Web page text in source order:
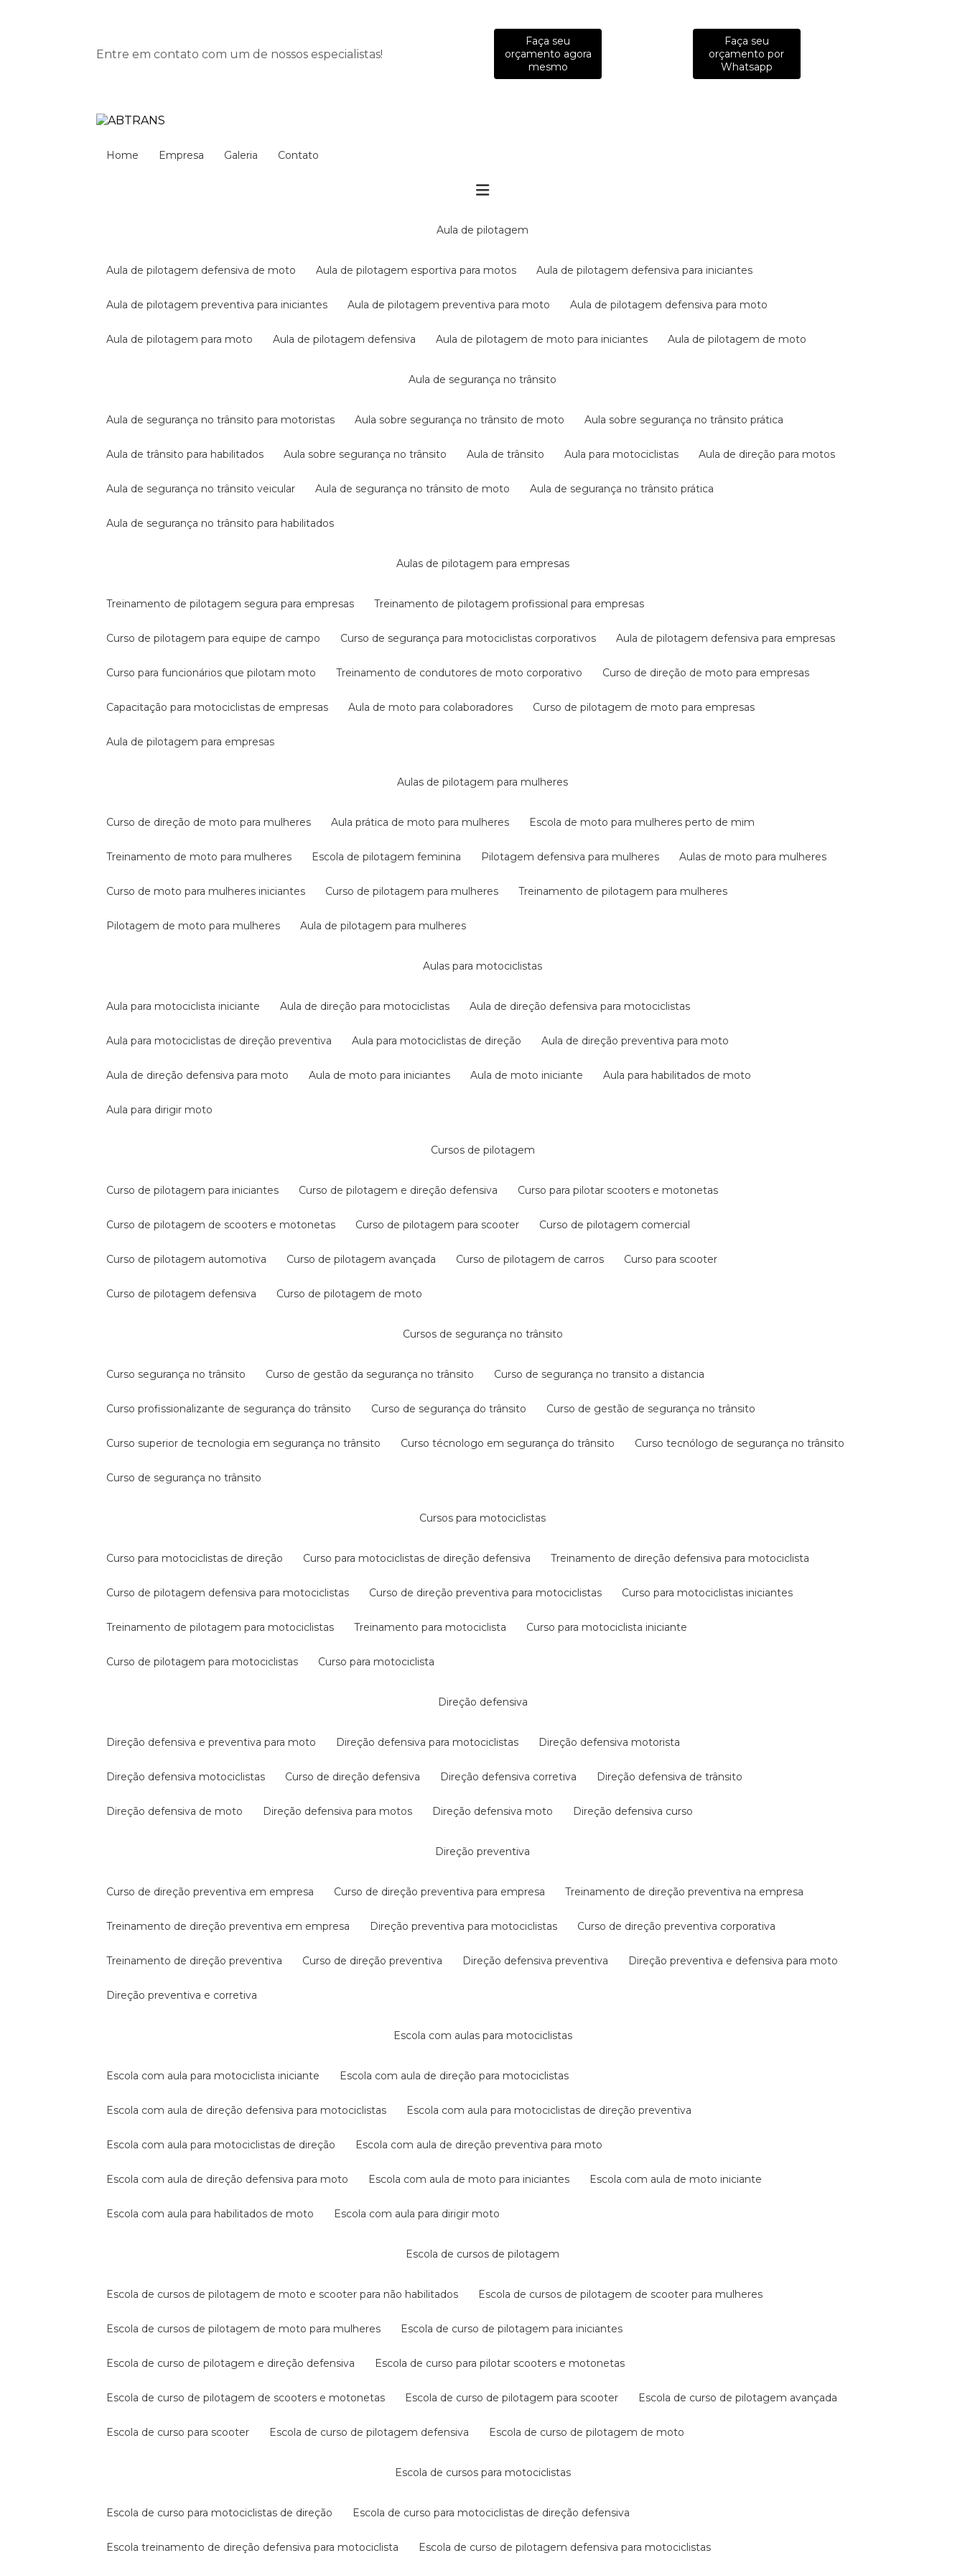
Entre em contato com um de nossos especialistas!
Faça seu
orçamento agora
mesmo
Faça seu
orçamento por
Whatsapp
Home Empresa Galeria Contato
aula de pilotagem
aula de pilotagem defensiva de moto aula de pilotagem esportiva para motos aula de pilotagem defensiva para iniciantes
aula de pilotagem preventiva para iniciantes aula de pilotagem preventiva para moto aula de pilotagem defensiva para moto
aula de pilotagem para moto aula de pilotagem defensiva aula de pilotagem de moto para iniciantes aula de pilotagem de moto
aula de segurança no trânsito
aula de segurança no trânsito para motoristas aula sobre segurança no trânsito de moto aula sobre segurança no trânsito prática
aula de trânsito para habilitados aula sobre segurança no trânsito aula de trânsito aula para motociclistas aula de direção para motos
aula de segurança no trânsito veicular aula de segurança no trânsito de moto aula de segurança no trânsito prática
aula de segurança no trânsito para habilitados
aulas de pilotagem para empresas
treinamento de pilotagem segura para empresas treinamento de pilotagem profissional para empresas
curso de pilotagem para equipe de campo curso de segurança para motociclistas corporativos aula de pilotagem defensiva para empresas
curso para funcionários que pilotam moto treinamento de condutores de moto corporativo curso de direção de moto para empresas
capacitação para motociclistas de empresas aula de moto para colaboradores curso de pilotagem de moto para empresas
aula de pilotagem para empresas
aulas de pilotagem para mulheres
curso de direção de moto para mulheres aula prática de moto para mulheres escola de moto para mulheres perto de mim
treinamento de moto para mulheres escola de pilotagem feminina pilotagem defensiva para mulheres aulas de moto para mulheres
curso de moto para mulheres iniciantes curso de pilotagem para mulheres treinamento de pilotagem para mulheres
pilotagem de moto para mulheres aula de pilotagem para mulheres
aulas para motociclistas
aula para motociclista iniciante aula de direção para motociclistas aula de direção defensiva para motociclistas
aula para motociclistas de direção preventiva aula para motociclistas de direção aula de direção preventiva para moto
aula de direção defensiva para moto aula de moto para iniciantes aula de moto iniciante aula para habilitados de moto
aula para dirigir moto
cursos de pilotagem
curso de pilotagem para iniciantes curso de pilotagem e direção defensiva curso para pilotar scooters e motonetas
curso de pilotagem de scooters e motonetas curso de pilotagem para scooter curso de pilotagem comercial
curso de pilotagem automotiva curso de pilotagem avançada curso de pilotagem de carros curso para scooter
curso de pilotagem defensiva curso de pilotagem de moto
cursos de segurança no trânsito
curso segurança no trânsito curso de gestão da segurança no trânsito curso de segurança no transito a distancia
curso profissionalizante de segurança do trânsito curso de segurança do trânsito curso de gestão de segurança no trânsito
curso superior de tecnologia em segurança no trânsito curso técnologo em segurança do trânsito curso tecnólogo de segurança no trânsito
curso de segurança no trânsito
cursos para motociclistas
curso para motociclistas de direção curso para motociclistas de direção defensiva treinamento de direção defensiva para motociclista
curso de pilotagem defensiva para motociclistas curso de direção preventiva para motociclistas curso para motociclistas iniciantes
treinamento de pilotagem para motociclistas treinamento para motociclista curso para motociclista iniciante
curso de pilotagem para motociclistas curso para motociclista
direção defensiva
direção defensiva e preventiva para moto direção defensiva para motociclistas direção defensiva motorista
direção defensiva motociclistas curso de direção defensiva direção defensiva corretiva direção defensiva de trânsito
direção defensiva de moto direção defensiva para motos direção defensiva moto direção defensiva curso
direção preventiva
curso de direção preventiva em empresa curso de direção preventiva para empresa treinamento de direção preventiva na empresa
treinamento de direção preventiva em empresa direção preventiva para motociclistas curso de direção preventiva corporativa
treinamento de direção preventiva curso de direção preventiva direção defensiva preventiva direção preventiva e defensiva para moto
direção preventiva e corretiva
escola com aulas para motociclistas
escola com aula para motociclista iniciante escola com aula de direção para motociclistas
escola com aula de direção defensiva para motociclistas escola com aula para motociclistas de direção preventiva
escola com aula para motociclistas de direção escola com aula de direção preventiva para moto
escola com aula de direção defensiva para moto escola com aula de moto para iniciantes escola com aula de moto iniciante
escola com aula para habilitados de moto escola com aula para dirigir moto
escola de cursos de pilotagem
escola de cursos de pilotagem de moto e scooter para não habilitados escola de cursos de pilotagem de scooter para mulheres
escola de cursos de pilotagem de moto para mulheres escola de curso de pilotagem para iniciantes
escola de curso de pilotagem e direção defensiva escola de curso para pilotar scooters e motonetas
escola de curso de pilotagem de scooters e motonetas escola de curso de pilotagem para scooter escola de curso de pilotagem avançada
escola de curso para scooter escola de curso de pilotagem defensiva escola de curso de pilotagem de moto
escola de cursos para motociclistas
escola de curso para motociclistas de direção escola de curso para motociclistas de direção defensiva
escola treinamento de direção defensiva para motociclista escola de curso de pilotagem defensiva para motociclistas